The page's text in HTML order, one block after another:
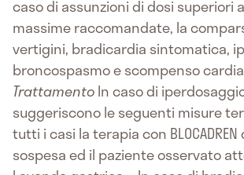
caso di assunzioni di dosi superiori
massime raccomandate, la
vertigini, bradicardia sintomatica,
broncospasmo e scompenso
TrattamentoIn caso di
suggeriscono le seguenti misure
tutti i casi la terapia con
sospesa ed il paziente osservato